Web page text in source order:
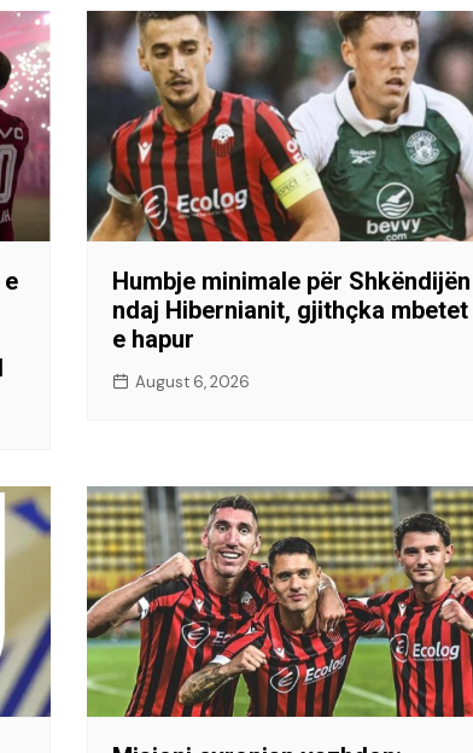
Humbje minimale për Shkëndijën
ndaj Hibernianit, gjithçka mbetet
e hapur
August 6, 2026